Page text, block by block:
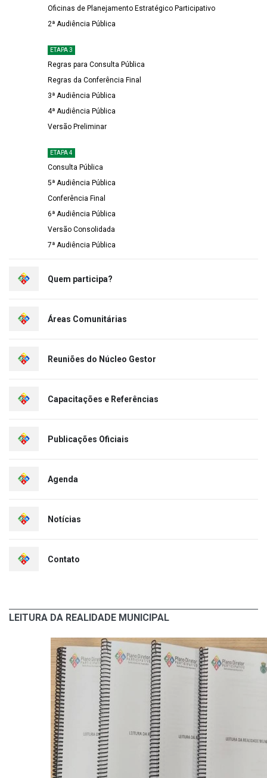
Oficinas de Planejamento Estratégico Participativo
2ª Audiência Pública
ETAPA 3
Regras para Consulta Pública
Regras da Conferência Final
3ª Audiência Pública
4ª Audiência Pública
Versão Preliminar
ETAPA 4
Consulta Pública
5ª Audiência Pública
Conferência Final
6ª Audiência Pública
Versão Consolidada
7ª Audiência Pública
Quem participa?
Áreas Comunitárias
Reuniões do Núcleo Gestor
Capacitações e Referências
Publicações Oficiais
Agenda
Notícias
Contato
LEITURA DA REALIDADE MUNICIPAL